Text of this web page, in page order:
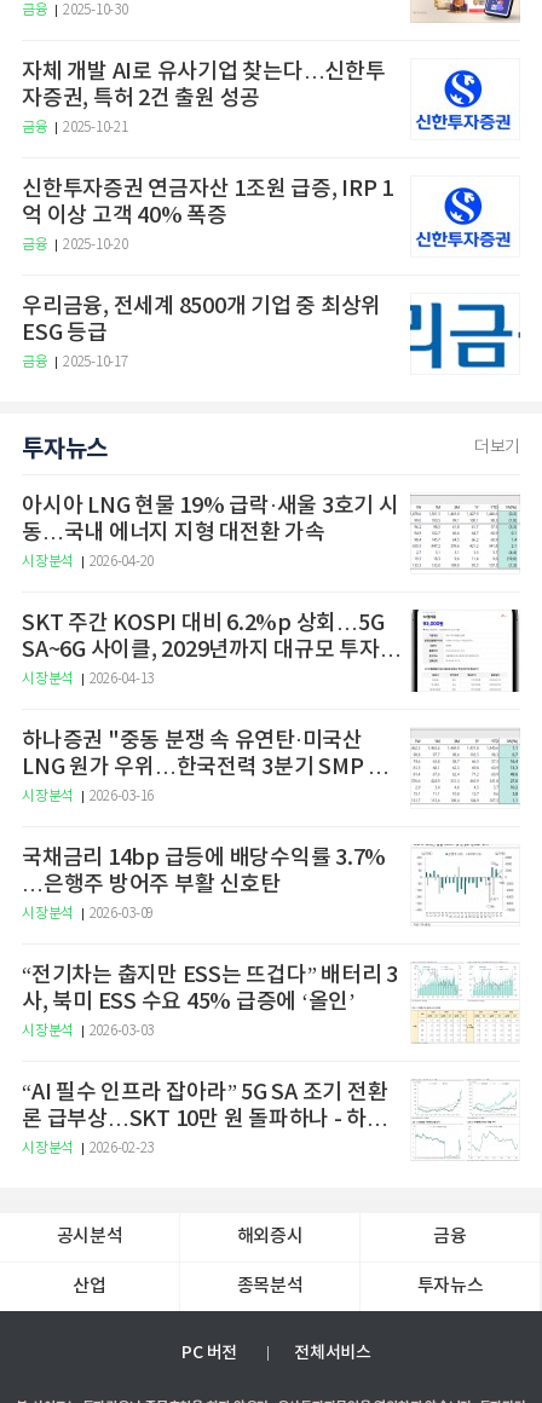
금융 2025-10-30
자체 개발 AI로 유사기업 찾는다…신한투
자증권, 특허 2건 출원 성공
금융 2025-10-21
신한투자증권 연금자산 1조원 급증, IRP 1
억 이상 고객 40% 폭증
금융 2025-10-20
우리금융, 전세계 8500개 기업 중 최상위
ESG 등급
금융 2025-10-17
투자뉴스 더보기
아시아 LNG 현물 19% 급락·새울 3호기 시
동…국내 에너지 지형 대전환 가속
시장분석 2026-04-20
SKT 주간 KOSPI 대비 6.2%p 상회…5G
SA~6G 사이클, 2029년까지 대규모 투자
예고
시장분석 2026-04-13
하나증권 "중동 분쟁 속 유연탄·미국산
LNG 원가 우위…한국전력 3분기 SMP 상
승 전망"
시장분석 2026-03-16
국채금리 14bp 급등에 배당수익률 3.7%
…은행주 방어주 부활 신호탄
시장분석 2026-03-09
“전기차는 춥지만 ESS는 뜨겁다” 배터리 3
사, 북미 ESS 수요 45% 급증에 ‘올인’
시장분석 2026-03-03
“AI 필수 인프라 잡아라” 5G SA 조기 전환
론 급부상…SKT 10만 원 돌파하나 - 하나
증권
시장분석 2026-02-23
공시분석 해외증시 금융
산업 종목분석 투자뉴스
PC 버전 전체서비스